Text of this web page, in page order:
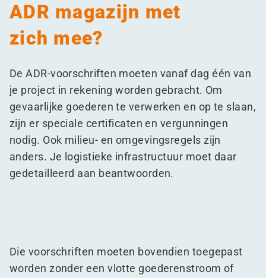
ADR magazijn met
zich mee?
De ADR-voorschriften moeten vanaf dag één van
je project in rekening worden gebracht. Om
gevaarlijke goederen te verwerken en op te slaan,
zijn er speciale certificaten en vergunningen
nodig. Ook milieu- en omgevingsregels zijn
anders. Je logistieke infrastructuur moet daar
gedetailleerd aan beantwoorden.
Die voorschriften moeten bovendien toegepast
worden zonder een vlotte goederenstroom of